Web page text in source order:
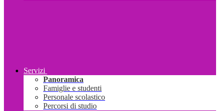
Servizi
Panoramica
Famiglie e studenti
Personale scolastico
Percorsi di studio